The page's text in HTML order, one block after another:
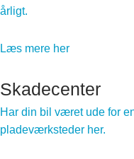
årligt.
Læs mere her
Skadecenter
Har din bil været ude for
pladeværksteder her.